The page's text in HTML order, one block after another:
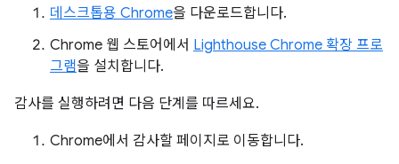
데스크톱용 Chrome을 다운로드합니다.
Chrome 웹 스토어에서 Lighthouse Chrome 확장 프로
그램을 설치합니다.
감사를 실행하려면 다음 단계를 따르세요.
Chrome에서 감사할 페이지로 이동합니다.